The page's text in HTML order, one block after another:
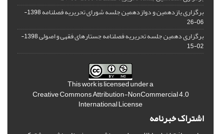
برگزاری یازدهمین و دوازدهمین جلسه شورای تحریریه فصلنامه
1398-
06-26
برگزاری دهمین جلسه تحریریه فصلنامه جستارهای فقهی و اصولی
1398-
02-15
This work is licensed under a
Creative Commons Attribution-NonCommercial 4.0
International License
اشتراک خبرنامه